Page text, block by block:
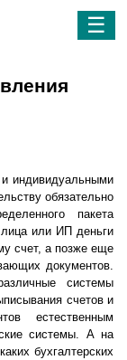
☰
индивидуальными
обязательно
пакета
или ИП деньги
счет, а позже еще
документов.
системы
счетов и
естественным
системы. А на
бухгалтерских